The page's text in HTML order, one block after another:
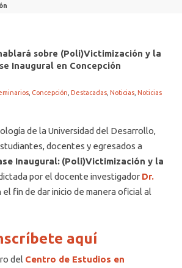
INTEGRAL
sobre (Poli)Victimización y la
Inaugural en Concepción
Concepción Destacadas Noticias Noticias
de la Universidad del Desarrollo,
docentes y egresados a
Inaugural: (Poli)Victimización y la
por el docente investigador Dr.
el fin de dar inicio de manera oficial al
aquí
del Centro de Estudios en